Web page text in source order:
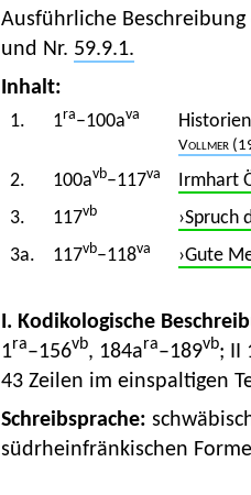
Ausführliche
und Nr. 59.9.1.
Inhalt:
1. 1ra–100ava
Vollmer
2. 100avb–117va
Irmhart
3.
117vb ›Spruch
3a.
117vb–118va ›Gute
I. Kodikologische
1ra–156vb, 184ara–189vb; II
43 Zeilen im einspaltigen
Schreibsprache:
südrheinfränkischen